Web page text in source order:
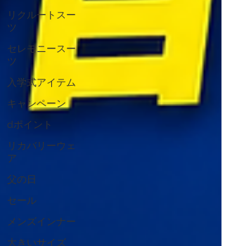
リクルートスー
ツ
セレモニースー
ツ
入学式アイテム
キャンペーン
dポイント
リカバリーウェ
ア
父の日
セール
メンズインナー
大きいサイズ